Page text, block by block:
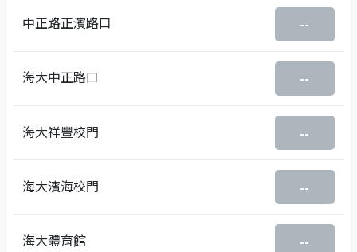
中正路正濱路口 --
海大中正路口 --
海大祥豐校門 --
海大濱海校門 --
海大體育館 --